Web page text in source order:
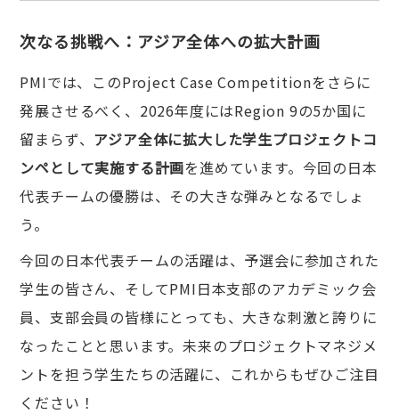
次なる挑戦へ：アジア全体への拡大計画
PMIでは、このProject Case Competitionをさらに
発展させるべく、2026年度にはRegion 9の5か国に
留まらず、 アジア全体に拡大した学生プロジェクトコ
ンペとして実施する計画を進めています。今回の日本
代表チームの優勝は、その大きな弾みとなるでしょ
う。
今回の日本代表チームの活躍は、予選会に参加された
学生の皆さん、そしてPMI日本支部のアカデミック会
員、支部会員の皆様にとっても、大きな刺激と誇りに
なったことと思います。未来のプロジェクトマネジメ
ントを担う学生たちの活躍に、これからもぜひご注目
ください！